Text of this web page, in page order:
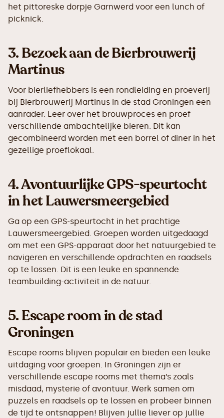
het pittoreske dorpje Garnwerd voor een lunch of
picknick.
3.Bezoek aan de Bierbrouwerij
Martinus
Voor bierliefhebbers is een rondleiding en proeverij
bij Bierbrouwerij Martinus in de stad Groningen een
aanrader. Leer over het brouwproces en proef
verschillende ambachtelijke bieren. Dit kan
gecombineerd worden met een borrel of diner in het
gezellige proeflokaal.
4.Avontuurlijke GPS-speurtocht
in het Lauwersmeergebied
Ga op een GPS-speurtocht in het prachtige
Lauwersmeergebied. Groepen worden uitgedaagd
om met een GPS-apparaat door het natuurgebied te
navigeren en verschillende opdrachten en raadsels
op te lossen. Dit is een leuke en spannende
teambuilding-activiteit in de natuur.
5.Escape room in de stad
Groningen
Escape rooms blijven populair en bieden een leuke
uitdaging voor groepen. In Groningen zijn er
verschillende escape rooms met thema’s zoals
misdaad, mysterie of avontuur. Werk samen om
puzzels en raadsels op te lossen en probeer binnen
de tijd te ontsnappen! Blijven jullie liever op jullie